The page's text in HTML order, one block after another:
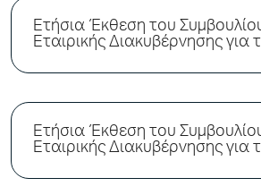
Ετήσια Έκθεση του
Εταιρικής Διακυβέρνησης για
Ετήσια Έκθεση του
Εταιρικής Διακυβέρνησης για